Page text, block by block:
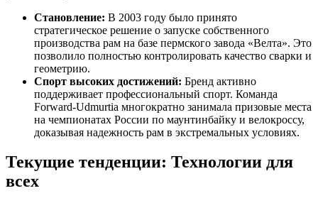
Становление: В 2003 году было принято
стратегическое решение о запуске собственного
производства рам на базе пермского завода «Велта». Это
позволило полностью контролировать качество сварки и
геометрию.
Спорт высоких достижений: Бренд активно
поддерживает профессиональный спорт. Команда
Forward-Udmurtia многократно занимала призовые места
на чемпионатах России по маунтинбайку и велокроссу,
доказывая надежность рам в экстремальных условиях.
Текущие тенденции: Технологии для
всех